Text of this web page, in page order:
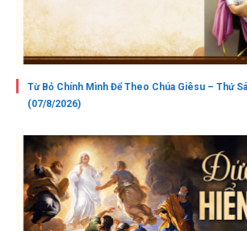
Từ Bỏ Chính Mình Để Theo Chúa Giêsu – Thứ
(07/8/2026)